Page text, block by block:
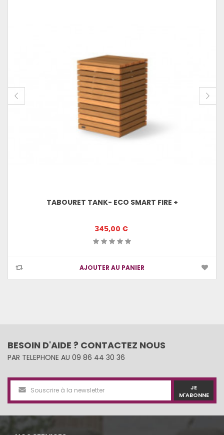
TABOURET TANK- ECO SMART FIRE +
345,00 €
AJOUTER AU PANIER
BESOIN D'AIDE ? CONTACTEZ NOUS
PAR TELEPHONE AU 09 86 44 30 36
JE
M'ABONNE